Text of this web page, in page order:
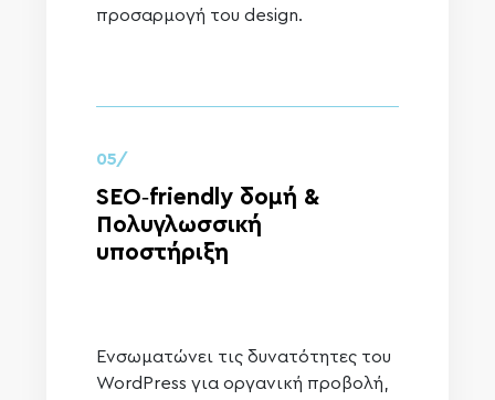
προσαρμογή του design.
05/
SEO‑friendly δομή &
Πολυγλωσσική
υποστήριξη
Ενσωματώνει τις δυνατότητες του
WordPress για οργανική προβολή,